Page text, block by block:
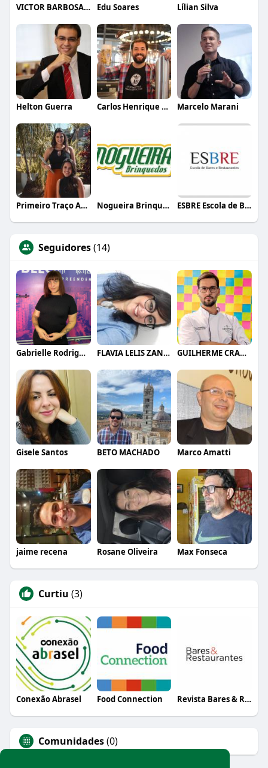
VICTOR BARBOSA QUARANTA Edu Soares Lílian Silva
Helton Guerra Carlos Henrique de Faria Vasconcelos Marcelo Marani
Primeiro Traço Arquitetura Nogueira Brinquedos ESBRE Escola de Bares e Restaurantes
Seguidores(14)
Gabrielle Rodrigues FLAVIA LELIS ZANELLI GUILHERME CRAMER BALLE
Gisele Santos BETO MACHADO Marco Amatti
jaime recena Rosane Oliveira Max Fonseca
Curtiu (3)
Conexão Abrasel Food Connection Revista Bares & Restaurantes
Comunidades(0)